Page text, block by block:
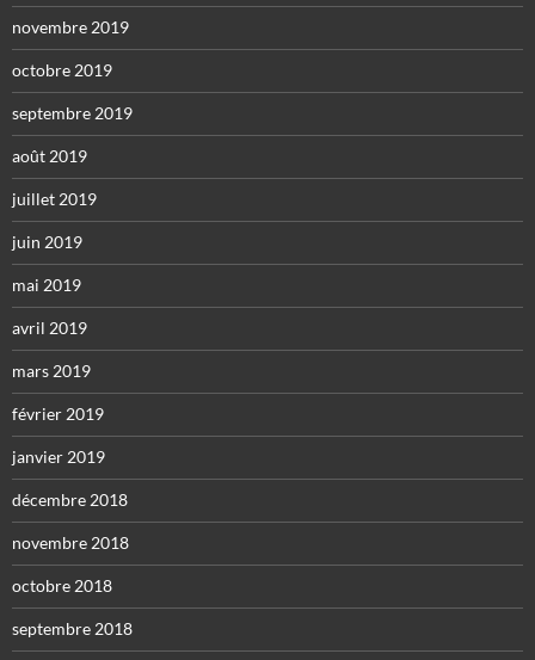
novembre 2019
octobre 2019
septembre 2019
août 2019
juillet 2019
juin 2019
mai 2019
avril 2019
mars 2019
février 2019
janvier 2019
décembre 2018
novembre 2018
octobre 2018
septembre 2018